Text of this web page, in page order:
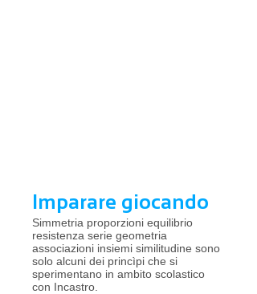
Imparare giocando
Simmetria proporzioni equilibrio
resistenza serie geometria
associazioni insiemi similitudine sono
solo alcuni dei princìpi che si
sperimentano in ambito scolastico
con Incastro.